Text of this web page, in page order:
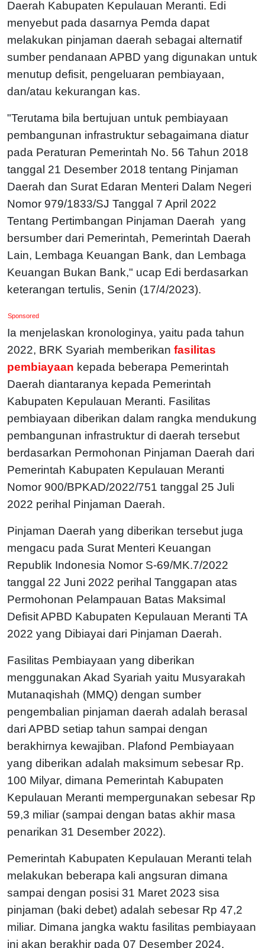
Daerah Kabupaten Kepulauan Meranti. Edi
menyebut pada dasarnya Pemda dapat
melakukan pinjaman daerah sebagai alternatif
sumber pendanaan APBD yang digunakan untuk
menutup defisit, pengeluaran pembiayaan,
dan/atau kekurangan kas.
"Terutama bila bertujuan untuk pembiayaan
pembangunan infrastruktur sebagaimana diatur
pada Peraturan Pemerintah No. 56 Tahun 2018
tanggal 21 Desember 2018 tentang Pinjaman
Daerah dan Surat Edaran Menteri Dalam Negeri
Nomor 979/1833/SJ Tanggal 7 April 2022
Tentang Pertimbangan Pinjaman Daerah yang
bersumber dari Pemerintah, Pemerintah Daerah
Lain, Lembaga Keuangan Bank, dan Lembaga
Keuangan Bukan Bank," ucap Edi berdasarkan
keterangan tertulis, Senin (17/4/2023).
Sponsored
Ia menjelaskan kronologinya, yaitu pada tahun
2022, BRK Syariah memberikan fasilitas
pembiayaan kepada beberapa Pemerintah
Daerah diantaranya kepada Pemerintah
Kabupaten Kepulauan Meranti. Fasilitas
pembiayaan diberikan dalam rangka mendukung
pembangunan infrastruktur di daerah tersebut
berdasarkan Permohonan Pinjaman Daerah dari
Pemerintah Kabupaten Kepulauan Meranti
Nomor 900/BPKAD/2022/751 tanggal 25 Juli
2022 perihal Pinjaman Daerah.
Pinjaman Daerah yang diberikan tersebut juga
mengacu pada Surat Menteri Keuangan
Republik Indonesia Nomor S-69/MK.7/2022
tanggal 22 Juni 2022 perihal Tanggapan atas
Permohonan Pelampauan Batas Maksimal
Defisit APBD Kabupaten Kepulauan Meranti TA
2022 yang Dibiayai dari Pinjaman Daerah.
Fasilitas Pembiayaan yang diberikan
menggunakan Akad Syariah yaitu Musyarakah
Mutanaqishah (MMQ) dengan sumber
pengembalian pinjaman daerah adalah berasal
dari APBD setiap tahun sampai dengan
berakhirnya kewajiban. Plafond Pembiayaan
yang diberikan adalah maksimum sebesar Rp.
100 Milyar, dimana Pemerintah Kabupaten
Kepulauan Meranti mempergunakan sebesar Rp
59,3 miliar (sampai dengan batas akhir masa
penarikan 31 Desember 2022).
Pemerintah Kabupaten Kepulauan Meranti telah
melakukan beberapa kali angsuran dimana
sampai dengan posisi 31 Maret 2023 sisa
pinjaman (baki debet) adalah sebesar Rp 47,2
miliar. Dimana jangka waktu fasilitas pembiayaan
ini akan berakhir pada 07 Desember 2024.